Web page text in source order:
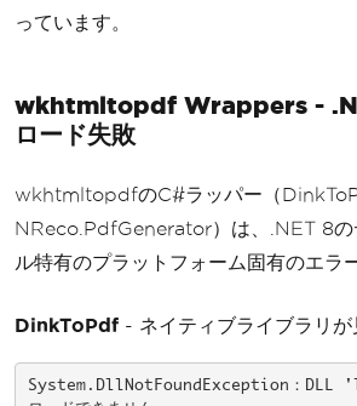
っています。
wkhtmltopdf Wrappers -
ロード失敗
wkhtmltopdfのC#ラッパー（
NReco.PdfGenerator）は、.NET 8の
ル特有のプラットフォーム固有のエラ
DinkToPdf - ネイティブライブラリが
System.DllNotFoundException：